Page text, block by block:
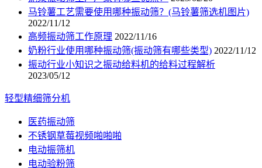
马铃薯工艺需要使用哪种振动筛？(马铃薯筛选机图片)
2022/11/12
高频振动筛工作原理 2022/11/16
奶粉行业使用哪种振动筛(振动筛有哪些类型) 2022/11/12
振动行业小知识之振动给料机的给料过程解析
2023/05/12
轻型精细筛分机
医药振动筛
不锈钢草莓视频啪啪啪
电动振筛机
电动验粉筛